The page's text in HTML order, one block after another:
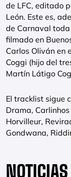
de LFC, editado
León. Este es,
de Carnaval
filmado en
Carlos Oliván en
Coggi (hijo del
Martín Látigo
El tracklist sigue
Drama,
Horvilleur,
Gondwana,